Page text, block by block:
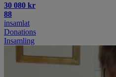
30 080 kr
88
insamlat
Donations
Insamling